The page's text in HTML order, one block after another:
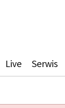
Live Serwis